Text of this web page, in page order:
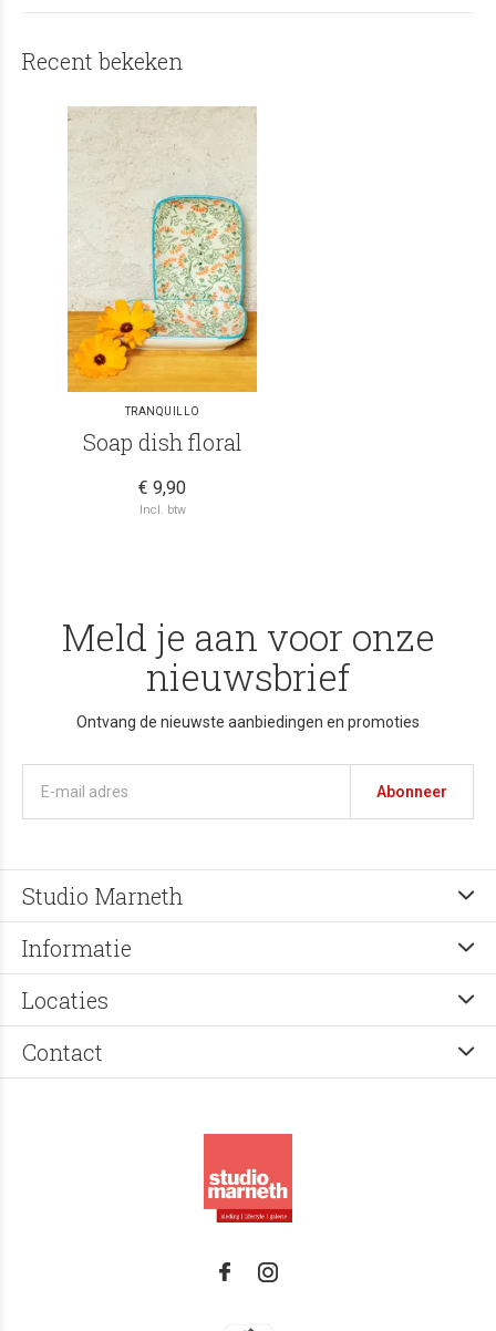
Recent bekeken
TRANQUILLO
Soap dish floral
€ 9,90
Incl. btw
Meld je aan voor onze
nieuwsbrief
Ontvang de nieuwste aanbiedingen en promoties
Abonneer
Studio Marneth
Informatie
Locaties
Contact